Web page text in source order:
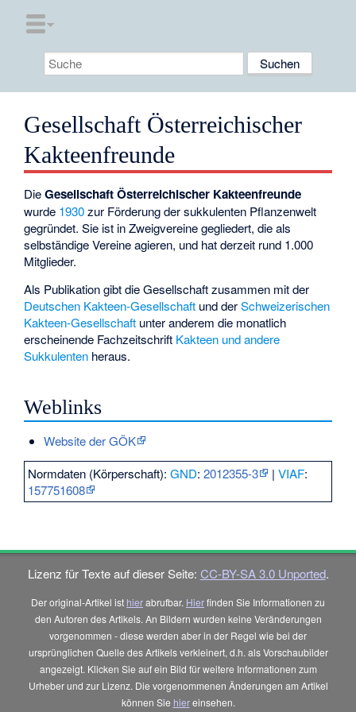
Gesellschaft Österreichischer
Kakteenfreunde
DieGesellschaft Österreichischer Kakteenfreunde
wurde 1930zur Förderung der sukkulenten Pflanzenwelt
gegründet. Sie ist in Zweigvereine gegliedert, die als
selbständige Vereine agieren, und hat derzeit rund 1.000
Mitglieder.
Als Publikation gibt die Gesellschaft zusammen mit der
Deutschen Kakteen-Gesellschaft und derSchweizerischen
Kakteen-Gesellschaft unter anderem die monatlich
erscheinende Fachzeitschrift Kakteen und andere
Sukkulenten heraus.
Weblinks
Website der GÖK
Normdaten (Körperschaft):GND:2012355-3 |VIAF:
157751608
Lizenz für Texte auf dieser Seite: CC-BY-SA 3.0 Unported.
Der original-Artikel ist hierabrufbar. Hierfinden Sie Informationen zu
den Autoren des Artikels. An Bildern wurden keine Veränderungen
vorgenommen - diese werden aber in der Regel wie bei der
ursprünglichen Quelle des Artikels verkleinert, d.h. als Vorschaubilder
angezeigt. Klicken Sie auf ein Bild für weitere Informationen zum
Urheber und zur Lizenz. Die vorgenommenen Änderungen am Artikel
können Sie hiereinsehen.